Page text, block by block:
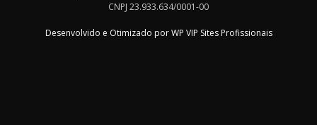
CNPJ 23.933.634/0001-00
Desenvolvido e Otimizado por WP VIP Sites Profissionais